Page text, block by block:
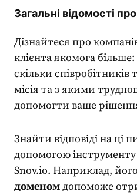
Загальні відомості
Дізнайтеся про
клієнта якомога
скільки
місія та з якими
допомогти ваше
Знайти відповіді на ці
допомогою інструменту
Snov.io. Наприклад,
доменомдопоможе